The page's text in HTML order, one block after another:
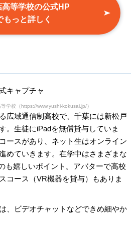
高等学校の公式HP
もっと詳しく
学校（https://www.yushi-kokusai.jp/）
広域通信制高校で、千葉には新松戸
。生徒にiPadを無償貸与していま
ースがあり、ネット生はオンライン
めていきます。在学中はさまざまな
も嬉しいポイント。アバターで高校
コース（VR機器を貸与）もありま
、ビデオチャットなどできめ細やか